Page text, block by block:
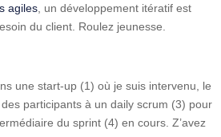
agiles , un développement itératif est
du client. Roulez jeunesse.
une start-up (1) où je suis intervenu, le
participants à un daily scrum (3) pour
du sprint (4) en cours. Z’avez